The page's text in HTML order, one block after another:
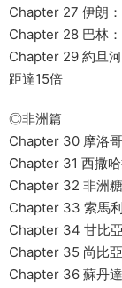
Chapter 27 伊朗
Chapter 28 巴林
Chapter 29 約旦
距達15倍
◎非洲篇
Chapter 30 摩洛
Chapter 31 西撒
Chapter 32 非洲
Chapter 33 索馬
Chapter 34 甘比
Chapter 35 尚比
Chapter 36 蘇丹